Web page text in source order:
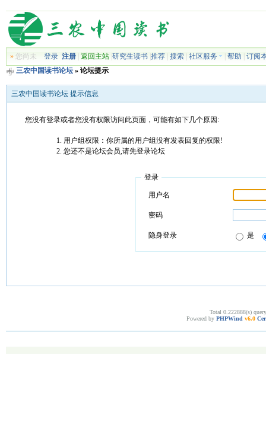
»您尚未 登录 注册| 返回主站| 研究生读书| 推荐| 搜索| 社区服务 帮助
订阅
三农中国读书论坛» 论坛提示
三农中国读书论坛 提示信息
您没有登录或者您没有权限访问此页面，可能有如下几个原因:
用户组权限：你所属的用户组没有发表回复的权限!
您还不是论坛会员,请先登录论坛
登录
用户名
密码
隐身登录 是
Total 0.222888(s)
Powered by PHPWind v6.0